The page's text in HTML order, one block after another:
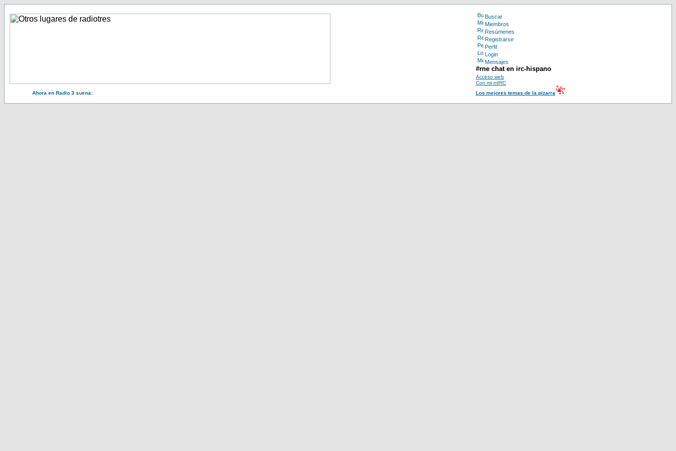
Buscar
Miembros
Resúmenes
Registrarse
Perfil
Login
Mensajes
#rne chat en irc-hispano
Acceso web
Con mi mIRC
Ahora en Radio 3 suena:
Los mejores temas de la pizarra